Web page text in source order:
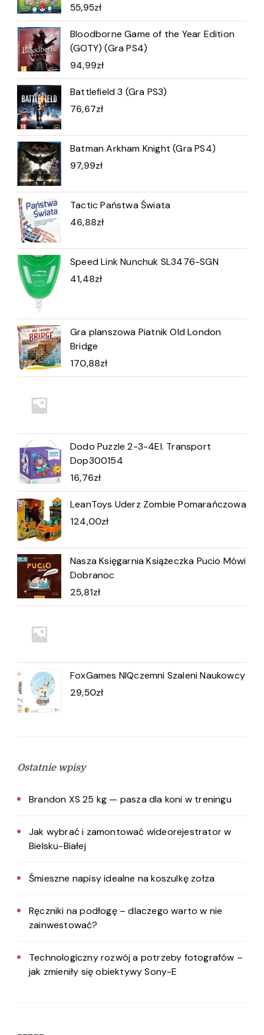
55,95zł
Bloodborne Game of the Year Edition
(GOTY) (Gra PS4)
94,99zł
Battlefield 3 (Gra PS3)
76,67zł
Batman Arkham Knight (Gra PS4)
97,99zł
Tactic Państwa Świata
46,88zł
Speed Link Nunchuk SL3476-SGN
41,48zł
Gra planszowa Piatnik Old London
Bridge
170,88zł
Dodo Puzzle 2-3-4El. Transport
Dop300154
16,76zł
LeanToys Uderz Zombie Pomarańczowa
124,00zł
Nasza Księgarnia Książeczka Pucio Mówi
Dobranoc
25,81zł
FoxGames NIQczemni Szaleni Naukowcy
29,50zł
Ostatnie wpisy
Brandon XS 25 kg — pasza dla koni w treningu
Jak wybrać i zamontować wideorejestrator w
Bielsku-Białej
Śmieszne napisy idealne na koszulkę zołza
Ręczniki na podłogę – dlaczego warto w nie
zainwestować?
Technologiczny rozwój a potrzeby fotografów –
jak zmieniły się obiektywy Sony-E